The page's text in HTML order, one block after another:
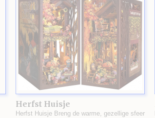
Herfst Huisje
Herfst Huisje Breng de warme, gezellige sfeer